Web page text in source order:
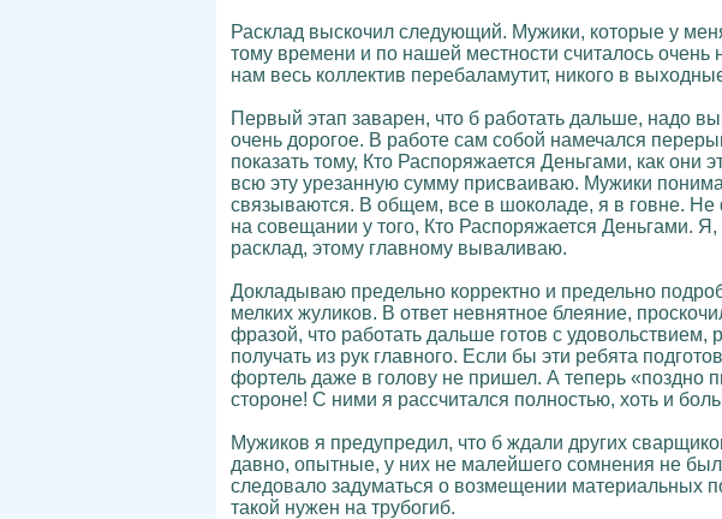
Расклад выскочил следующий. Мужики, которые у
тому времени и по нашей местности считалось
нам весь коллектив перебаламутит, никого в
Первый этап заварен, что б работать дальше, надо
очень дорогое. В работе сам собой намечался
показать тому, Кто Распоряжается Деньгами, как
всю эту урезанную сумму присваиваю. Мужики
связываются. В общем, все в шоколаде, я в говне.
на совещании у того, Кто Распоряжается Деньгами.
расклад, этому главному вываливаю.
Докладываю предельно корректно и предельно
мелких жуликов. В ответ невнятное блеяние,
фразой, что работать дальше готов с
получать из рук главного. Если бы эти ребята
фортель даже в голову не пришел. А теперь «поздно
стороне! С ними я рассчитался полностью, хоть и
Мужиков я предупредил, что б ждали других
давно, опытные, у них не малейшего сомнения не
следовало задуматься о возмещении материальных
такой нужен на трубогиб.